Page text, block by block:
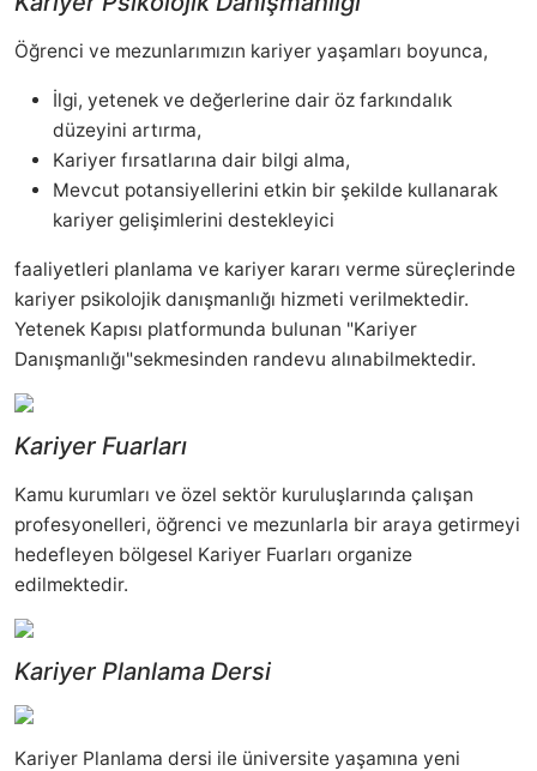
Öğrenci ve mezunlarımızın kariyer yaşamları boyunca,
İlgi, yetenek ve değerlerine dair öz farkındalık
düzeyini artırma,
Kariyer fırsatlarına dair bilgi alma,
Mevcut potansiyellerini etkin bir şekilde kullanarak
kariyer gelişimlerini destekleyici
faaliyetleri planlama ve kariyer kararı verme süreçlerinde
kariyer psikolojik danışmanlığı hizmeti verilmektedir.
Yetenek Kapısı platformunda bulunan "Kariyer
Danışmanlığı"sekmesinden randevu alınabilmektedir.
Kariyer Fuarları
Kamu kurumları ve özel sektör kuruluşlarında çalışan
profesyonelleri, öğrenci ve mezunlarla bir araya getirmeyi
hedefleyen bölgesel Kariyer Fuarları organize
edilmektedir.
Kariyer Planlama Dersi
Kariyer Planlama dersi ile üniversite yaşamına yeni